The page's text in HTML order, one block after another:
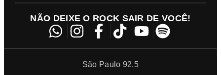
NÃO DEIXE O ROCK SAIR DE VOCÊ!
São Paulo 92.5